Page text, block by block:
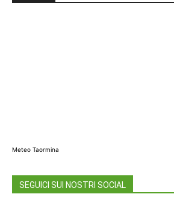
Meteo Taormina
SEGUICI SUI NOSTRI SOCIAL